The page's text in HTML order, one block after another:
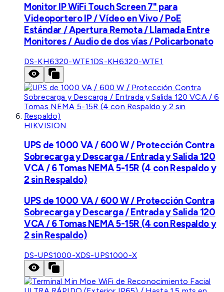
Monitor IP WiFi Touch Screen 7" para
Videoportero IP / Vídeo en Vivo / PoE
Estándar / Apertura Remota / Llamada Entre
Monitores / Audio de dos vías / Policarbonato
DS-KH6320-WTE1DS-KH6320-WTE1
HIKVISION
UPS de 1000 VA / 600 W / Protección Contra
Sobrecarga y Descarga / Entrada y Salida 120
VCA / 6 Tomas NEMA 5-15R (4 con Respaldo y
2 sin Respaldo)
UPS de 1000 VA / 600 W / Protección Contra
Sobrecarga y Descarga / Entrada y Salida 120
VCA / 6 Tomas NEMA 5-15R (4 con Respaldo y
2 sin Respaldo)
DS-UPS1000-XDS-UPS1000-X